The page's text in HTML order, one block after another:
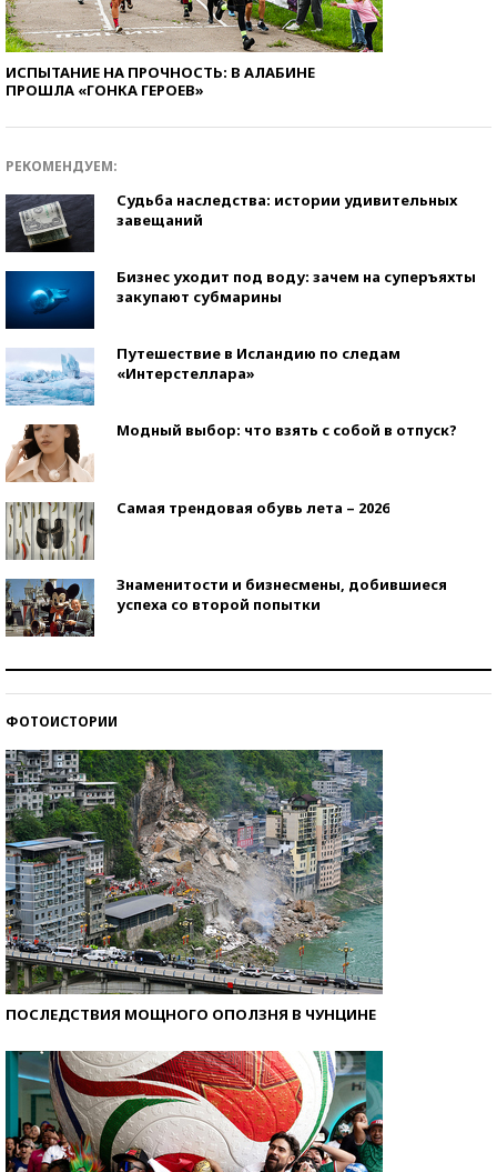
ИСПЫТАНИЕ НА ПРОЧНОСТЬ: В АЛАБИНЕ
ПРОШЛА «ГОНКА ГЕРОЕВ»
РЕКОМЕНДУЕМ:
Судьба наследства: истории удивительных
завещаний
Бизнес уходит под воду: зачем на суперъяхты
закупают субмарины
Путешествие в Исландию по следам
«Интерстеллара»
Модный выбор: что взять с собой в отпуск?
Самая трендовая обувь лета – 2026
Знаменитости и бизнесмены, добившиеся
успеха со второй попытки
ФОТОИСТОРИИ
ПОСЛЕДСТВИЯ МОЩНОГО ОПОЛЗНЯ В ЧУНЦИНЕ